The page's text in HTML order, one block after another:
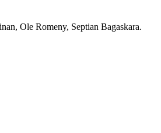
Ole Romeny, Septian Bagaskara.